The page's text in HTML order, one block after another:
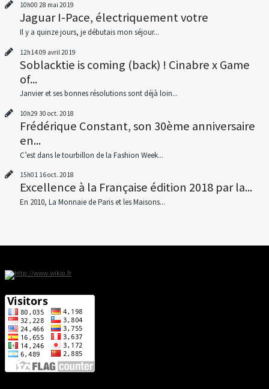
10h00 28 mai 2019
Jaguar I-Pace, électriquement votre
Il y a quinze jours, je débutais mon séjour...
12h1409 avril 2019
Soblacktie is coming (back) ! Cinabre x Game
of...
Janvier et ses bonnes résolutions sont déjà loin...
10h29 30 oct. 2018
Frédérique Constant, son 30ème anniversaire
en...
C’est dans le tourbillon de la Fashion Week...
15h01 16oct. 2018
Excellence à la Française édition 2018 par la...
En 2010, La Monnaie de Paris et les Maisons...